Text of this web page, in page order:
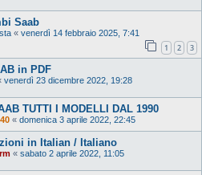
Saab
« venerdì 14 febbraio 2025, 7:41
1 2 3
in PDF
venerdì 23 dicembre 2022, 19:28
TUTTI I MODELLI DAL 1990
« domenica 3 aprile 2022, 22:45
in Italian / Italiano
« sabato 2 aprile 2022, 11:05